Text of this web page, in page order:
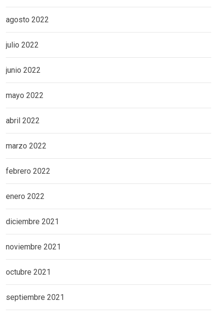
agosto 2022
julio 2022
junio 2022
mayo 2022
abril 2022
marzo 2022
febrero 2022
enero 2022
diciembre 2021
noviembre 2021
octubre 2021
septiembre 2021